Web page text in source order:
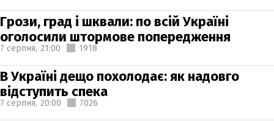
Грози, град і шквали: по всій Україні
оголосили штормове попередження
7 серпня, 21:00 1918
В Україні дещо похолодає: як надовго
відступить спека
7 серпня, 20:00 7026